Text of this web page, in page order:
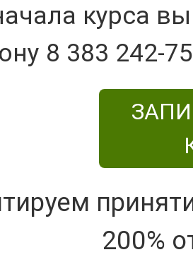
курса
8 383 242-
200%